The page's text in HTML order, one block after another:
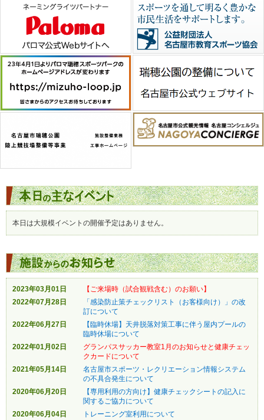
本日は大規模イベントの開催予定はありません。
2023年03月01日
【ご来場時（試合観戦含む）のお願い】
2022年07月28日
「感染防止策チェックリスト（お客様向け）」の改
訂について
2022年06月27日
【臨時休場】天井脱落対策工事に伴う屋内プールの
臨時休場について
2022年01月02日
グランパスサッカー教室1月のお知らせと健康チェッ
クカードについて
2021年05月14日
名古屋市スポーツ・レクリエーション情報システム
の不具合発生について
2020年06月20日
【専用利用の方向け】健康チェックシートの記入に
関するご協力について
2020年06月04日
トレーニング室利用について